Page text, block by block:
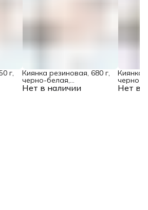
г,
Нет в наличии
Киянка резиновая, 680 г,
черно-белая,
фибергласовая рукоятка Нет в
Киянка
черно-